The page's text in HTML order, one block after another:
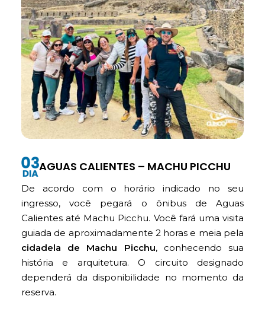
AGUAS CALIENTES – MACHU PICCHU
De acordo com o horário indicado no seu
ingresso, você pegará o ônibus de Aguas
Calientes até Machu Picchu. Você fará uma visita
guiada de aproximadamente 2 horas e meia pela
cidadela de Machu Picchu, conhecendo sua
história e arquitetura. O circuito designado
dependerá da disponibilidade no momento da
reserva.